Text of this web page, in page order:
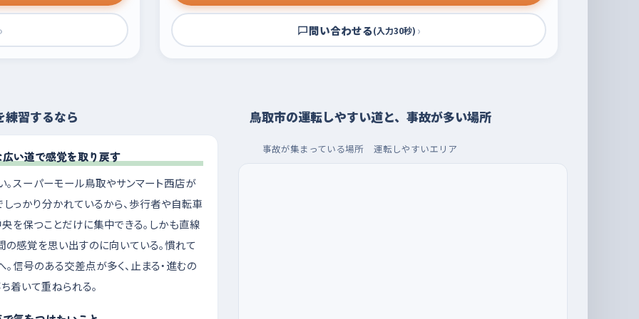
› 問い合わせる(入力30秒) ›
習するなら
い道で感覚を取り戻す
スーパーモール鳥取やサンマート西店が
っかり分かれているから、歩行者や自転車
を保つことだけに集中できる。しかも直線
の感覚を思い出すのに向いている。慣れて
信号のある交差点が多く、止まる・進むの
着いて重ねられる。
鳥取市の運転しやすい道と、事故が多い場所
事故が集まっている場所 運転しやすいエリア